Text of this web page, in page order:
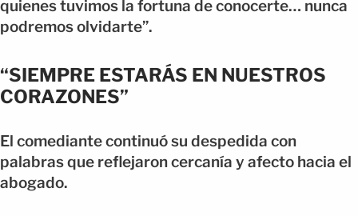
quienes tuvimos la fortuna de conocerte… nunca
podremos olvidarte”.
“SIEMPRE ESTARÁS EN NUESTROS
CORAZONES”
El comediante continuó su despedida con
palabras que reflejaron cercanía y afecto hacia el
abogado.